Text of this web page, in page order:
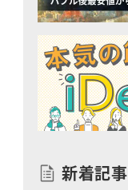
新着記事